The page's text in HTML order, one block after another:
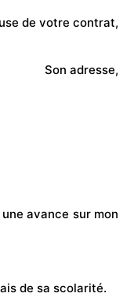
de votre contrat,
Son adresse,
avance sur mon
de sa scolarité.